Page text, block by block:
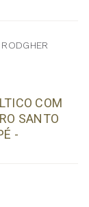
COM
SANTO
-